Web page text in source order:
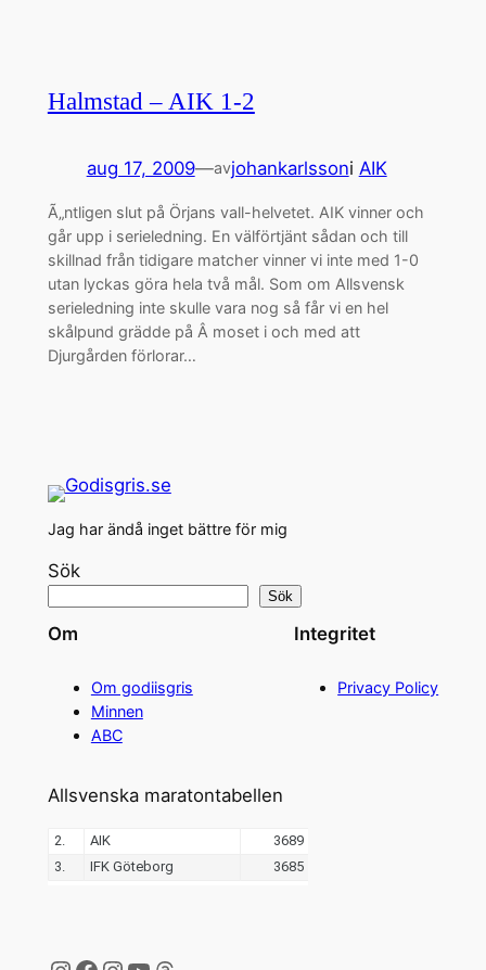
Halmstad – AIK 1-2
aug 17, 2009—avjohankarlssoni AIK
Ã„ntligen slut på Örjans vall-helvetet. AIK vinner och
går upp i serieledning. En välförtjänt sådan och till
skillnad från tidigare matcher vinner vi inte med 1-0
utan lyckas göra hela två mål. Som om Allsvensk
serieledning inte skulle vara nog så får vi en hel
skålpund grädde på Â moset i och med att
Djurgården förlorar…
Jag har ändå inget bättre för mig
Sök
Sök
Om
Om godiisgris
Minnen
ABC
Integritet
Privacy Policy
Allsvenska maratontabellen